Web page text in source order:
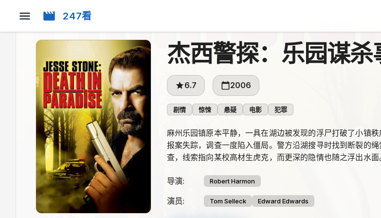
247看
杰西警探：乐园谋杀
6.7 2006
剧情 惊悚 悬疑 电影 犯罪
麻州乐园镇原本平静，一具在湖边被发现的浮尸打破了小镇
报案失踪，调查一度陷入僵局。警方沿湖搜寻时找到断裂的
查，线索指向某校高材生虎克，而更深的隐情也随之浮出水面
导演: Robert Harmon
演员: Tom Selleck Edward Edwards